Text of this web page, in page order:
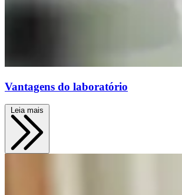
Vantagens do laboratório
Leia mais